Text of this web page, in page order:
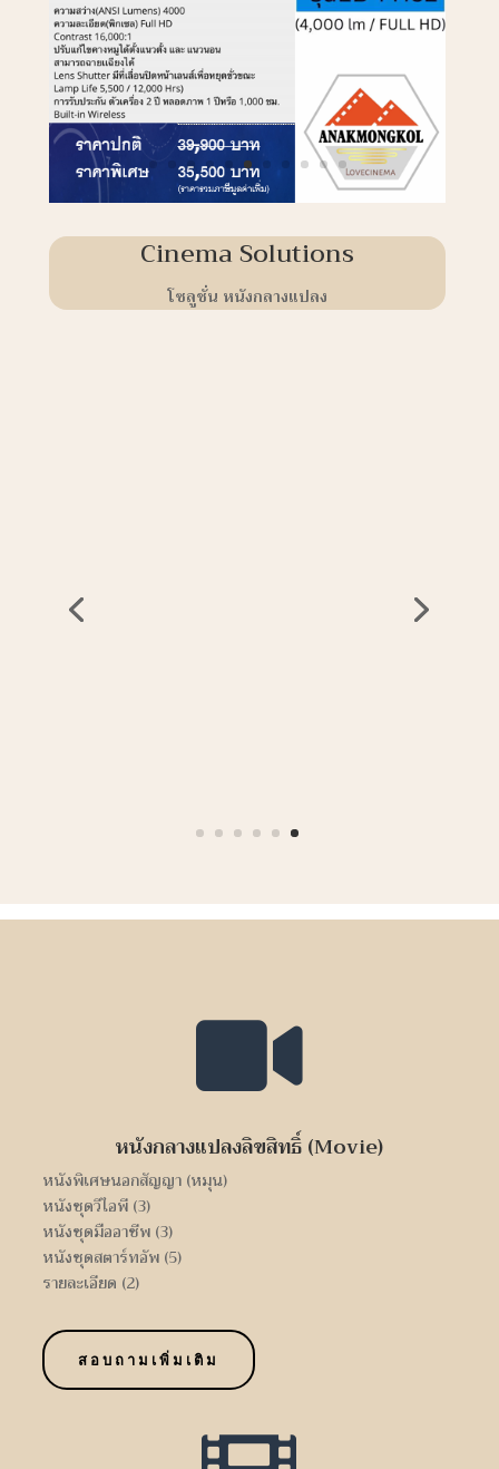
Cinema Solutions
โซลูชั่น หนังกลางแปลง

หนังกลางแปลงลิขสิทธิ์ (Movie)
หนังพิเศษนอกสัญญา (หมุน)
หนังชุดวีไอพี (3)
หนังชุดมืออาชีพ (3)
หนังชุดสตาร์ทอัพ (5)
รายละเอียด (2)
